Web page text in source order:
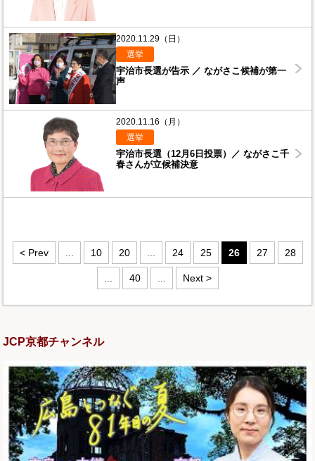
2020.11.29（日）
選挙
宇治市長選が告示 ／ ながさこ候補が第一
声
2020.11.16（月）
選挙
宇治市長選（12月6日投票）／ ながさこ千
春さんが立候補決意
< Prev ... 10 20 ... 24 25 26 27 28
... 40 ... Next >
JCP京都チャンネル